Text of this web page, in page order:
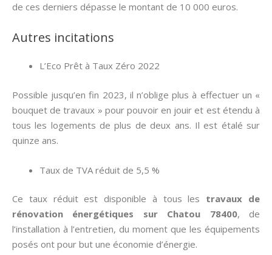
de ces derniers dépasse le montant de 10 000 euros.
Autres incitations
L’Eco Prêt à Taux Zéro 2022
Possible jusqu’en fin 2023, il n’oblige plus à effectuer un «
bouquet de travaux » pour pouvoir en jouir et est étendu à
tous les logements de plus de deux ans. Il est étalé sur
quinze ans.
Taux de TVA réduit de 5,5 %
Ce taux réduit est disponible à tous les travaux de
rénovation énergétiques sur Chatou 78400, de
l’installation à l’entretien, du moment que les équipements
posés ont pour but une économie d’énergie.